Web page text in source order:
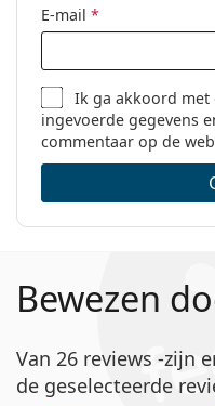
E-mail *
Ik ga akkoord
ingevoerde gegevens
commentaar op de
Bewezen
Van 26 reviews -zijn
de geselecteerde